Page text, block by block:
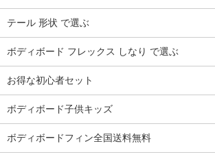
テール 形状 で選ぶ
ボディボード フレックス しなり で選ぶ
お得な初心者セット
ボディボード子供キッズ
ボディボードフィン全国送料無料